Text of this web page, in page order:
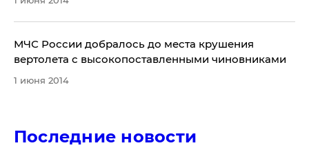
​МЧС России добралось до места крушения
вертолета с высокопоставленными чиновниками
1 июня 2014
Последние новости